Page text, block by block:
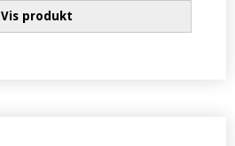
Vis produkt